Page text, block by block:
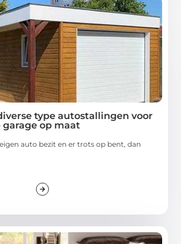
type autostallingen voor
op maat
auto bezit en er trots op bent, dan